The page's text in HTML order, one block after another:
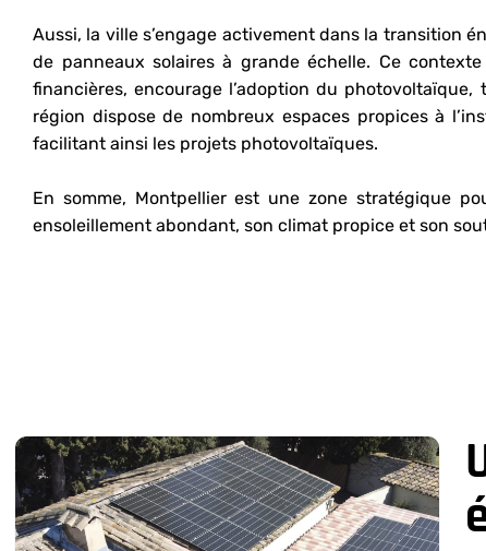
Aussi, la ville s’engage activement dans la transition
de panneaux solaires à grande échelle. Ce
financières, encourage l’adoption du
région dispose de nombreux espaces propices à
facilitant ainsi les projets photovoltaïques.
En somme, Montpellier est une zone stratégique
ensoleillement abondant, son climat propice et son